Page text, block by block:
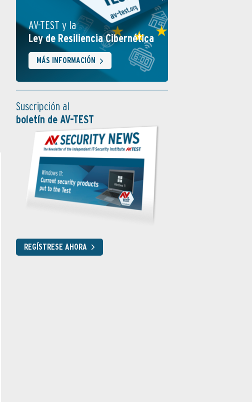
AV-TEST y la
Ley de Resiliencia Cibernética
MÁS INFORMACIÓN
Suscripción al
boletín de AV-TEST
REGÍSTRESE AHORA